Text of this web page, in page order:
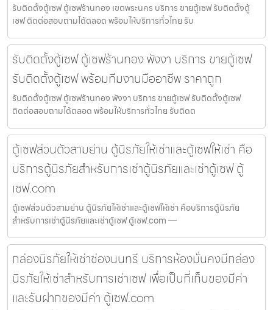
รับติดตั้งตู้เซฟ ตู้เซฟร้านทอง เขตพระนคร บริการ ขายตู้เซฟ รับติดตั้งตู้
เซฟ ติดต่อสอบถามได้ตลอด พร้อมให้บริการทั่วไทย รับ
รับติดตั้งตู้เซฟ ตู้เซฟร้านทอง พังงา บริการ ขายตู้เซฟ
รับติดตั้งตู้เซฟ พร้อมทีมงานมืออาชีพ ราคาถูก
รับติดตั้งตู้เซฟ ตู้เซฟร้านทอง พังงา บริการ ขายตู้เซฟ รับติดตั้งตู้เซฟ
ติดต่อสอบถามได้ตลอด พร้อมให้บริการทั่วไทย รับติดต
ตู้เซฟส่วนตัวสามย่าน ตู้นิรภัยให้เช่าและตู้เซฟให้เช่า คือ
บริการตู้นิรภัยสำหรับการเช่าตู้นิรภัยและเช่าตู้เซฟ ตู้
เซฟ.com
ตู้เซฟส่วนตัวสามย่าน ตู้นิรภัยให้เช่าและตู้เซฟให้เช่า คือบริการตู้นิรภัย
สำหรับการเช่าตู้นิรภัยและเช่าตู้เซฟ ตู้เซฟ.com —
กล่องนิรภัยให้เช่าช่องนนทรี บริการห้องมั่นคงมีกล่อง
นิรภัยให้เช่าสำหรับการเช่าเซฟ เพื่อเป็นที่เก็บของมีค่า
และรับฝากของมีค่า ตู้เซฟ.com